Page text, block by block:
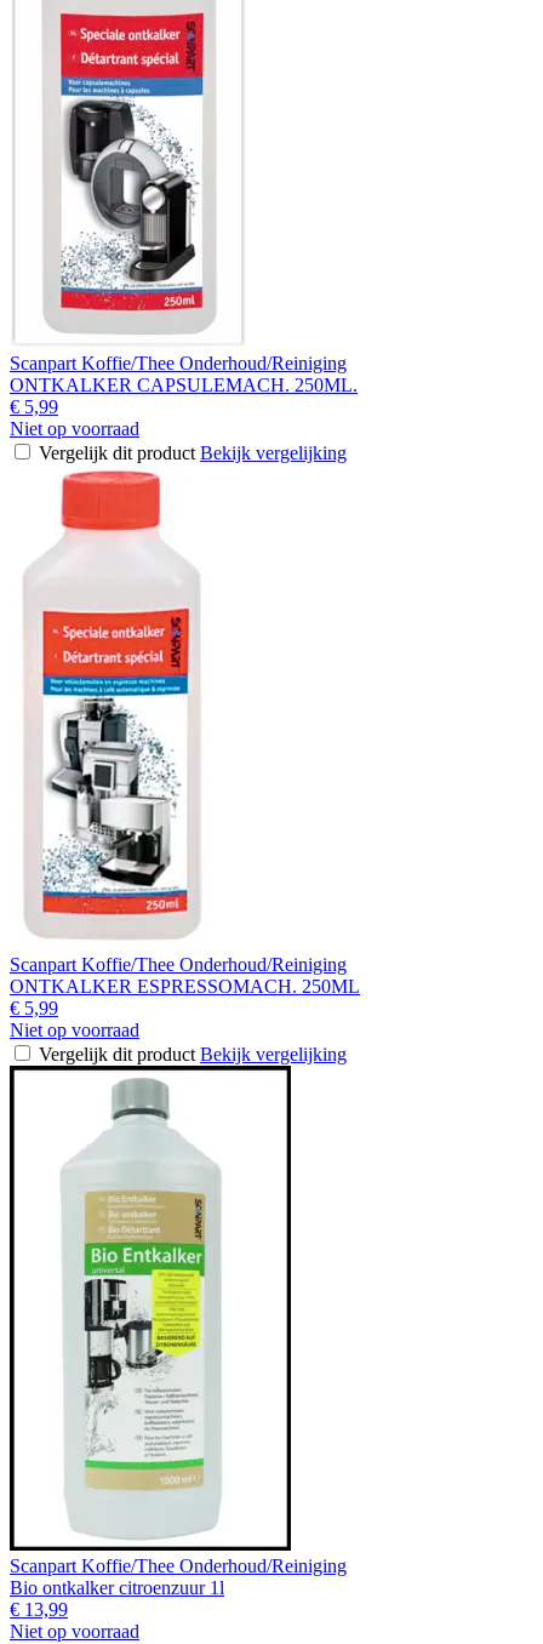
Scanpart Koffie/Thee Onderhoud/Reiniging
ONTKALKER CAPSULEMACH. 250ML.
€ 5,99
Niet op voorraad
Vergelijk dit product Bekijk vergelijking
Scanpart Koffie/Thee Onderhoud/Reiniging
ONTKALKER ESPRESSOMACH. 250ML
€ 5,99
Niet op voorraad
Vergelijk dit product Bekijk vergelijking
Scanpart Koffie/Thee Onderhoud/Reiniging
Bio ontkalker citroenzuur 1l
€ 13,99
Niet op voorraad